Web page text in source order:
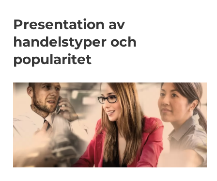
Presentation av
handelstyper och
popularitet